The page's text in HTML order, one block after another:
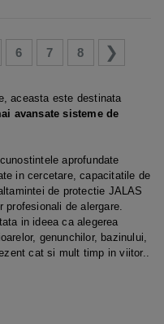
6 7 8
aceasta este destinata
avansate sisteme de
aprofundate
in cercetare, capacitatile de
de protectie JALAS
de alergare.
in ideea ca alegerea
genunchilor, bazinului,
cat si mult timp in viitor..